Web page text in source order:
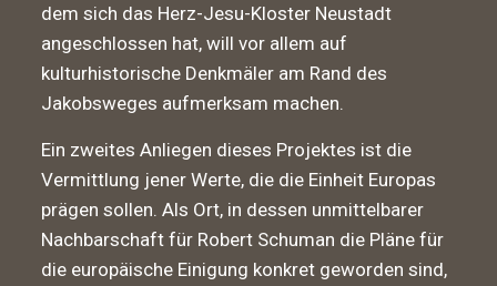
dem sich das Herz-Jesu-Kloster Neustadt
angeschlossen hat, will vor allem auf
kulturhistorische Denkmäler am Rand des
Jakobsweges aufmerksam machen.
Ein zweites Anliegen dieses Projektes ist die
Vermittlung jener Werte, die die Einheit Europas
prägen sollen. Als Ort, in dessen unmittelbarer
Nachbarschaft für Robert Schuman die Pläne für
die europäische Einigung konkret geworden sind,